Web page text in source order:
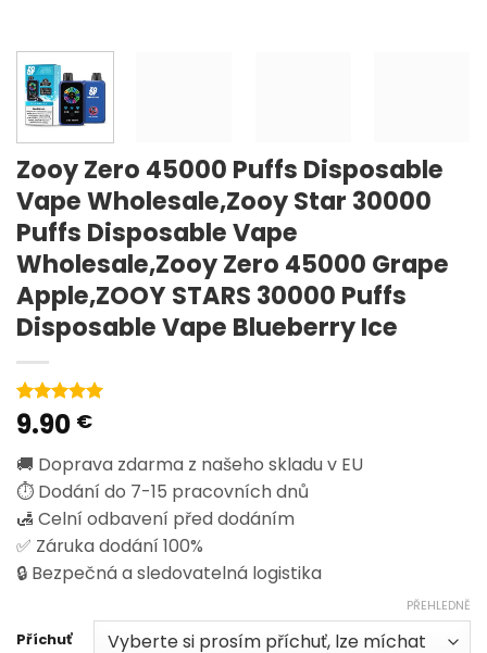
Zooy Zero 45000 Puffs Disposable
Vape Wholesale,Zooy Star 30000
Puffs Disposable Vape
Wholesale,Zooy Zero 45000 Grape
Apple,ZOOY STARS 30000 Puffs
Disposable Vape Blueberry Ice
Hodnoceno
5z 5 na
1
hodnocení
zákazníka
9.90 €
🚚 Doprava zdarma z našeho skladu v EU
⏱️ Dodání do 7-15 pracovních dnů
🛃 Celní odbavení před dodáním
✅ Záruka dodání 100%
🔒 Bezpečná a sledovatelná logistika
Příchuť
PŘEHLEDNĚ